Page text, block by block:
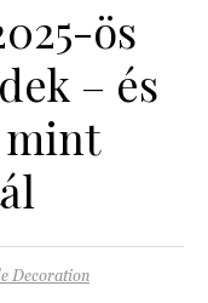
ös
– és
mint
Decoration